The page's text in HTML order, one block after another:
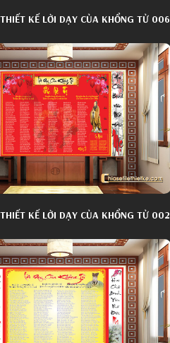
THIẾT KẾ LỜI DẠY CỦA KHỔNG TỬ 006
THIẾT KẾ LỜI DẠY CỦA KHỔNG TỬ 002